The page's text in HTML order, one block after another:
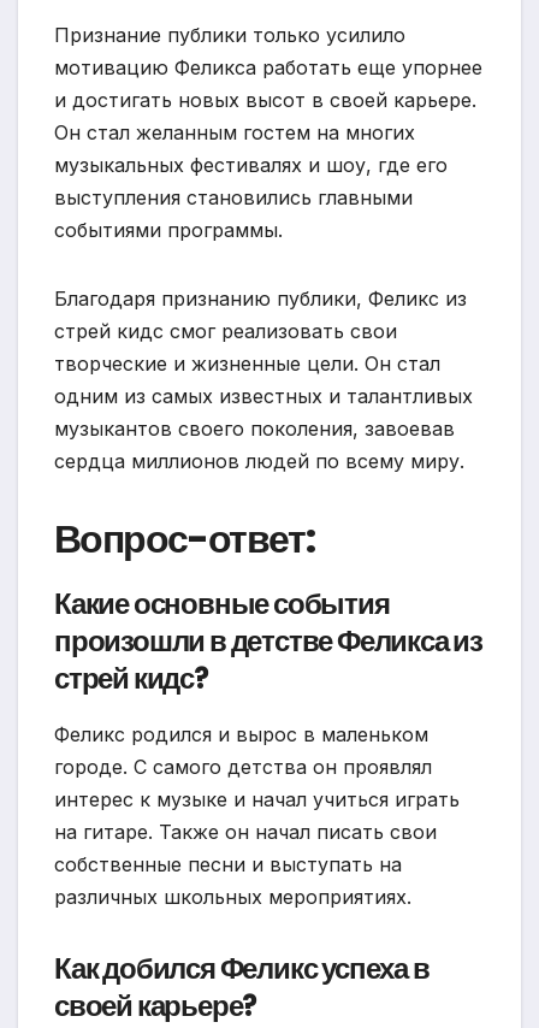
Признание публики только усилило
мотивацию Феликса работать еще упорнее
и достигать новых высот в своей карьере.
Он стал желанным гостем на многих
музыкальных фестивалях и шоу, где его
выступления становились главными
событиями программы.
Благодаря признанию публики, Феликс из
стрей кидс смог реализовать свои
творческие и жизненные цели. Он стал
одним из самых известных и талантливых
музыкантов своего поколения, завоевав
сердца миллионов людей по всему миру.
Вопрос-ответ:
Какие основные события
произошли в детстве Феликса из
стрей кидс?
Феликс родился и вырос в маленьком
городе. С самого детства он проявлял
интерес к музыке и начал учиться играть
на гитаре. Также он начал писать свои
собственные песни и выступать на
различных школьных мероприятиях.
Как добился Феликс успеха в
своей карьере?